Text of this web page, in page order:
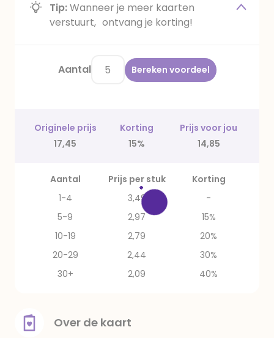
Tip:Wanneer je meer kaarten
verstuurt, ontvang je korting!
Aantal Bereken voordeel
Originele prijs Korting
Prijs voor jou
17,45
15% 14,85
Aantal Prijs per stuk
Korting
1-4
3,49
-
5-9
2,97
15%
10-19
2,79
20%
20-29
2,44
30%
30+
2,09 40%
Over de kaart